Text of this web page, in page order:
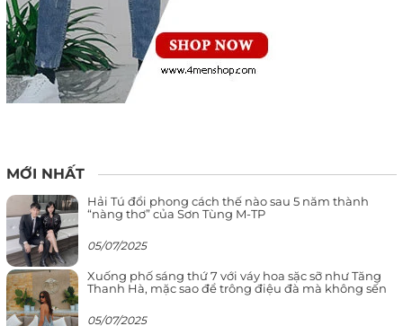
MỚI NHẤT
Hải Tú đổi phong cách thế nào sau 5 năm thành
“nàng thơ” của Sơn Tùng M-TP
05/07/2025
Xuống phố sáng thứ 7 với váy hoa sặc sỡ như Tăng
Thanh Hà, mặc sao để trông điệu đà mà không sến
05/07/2025